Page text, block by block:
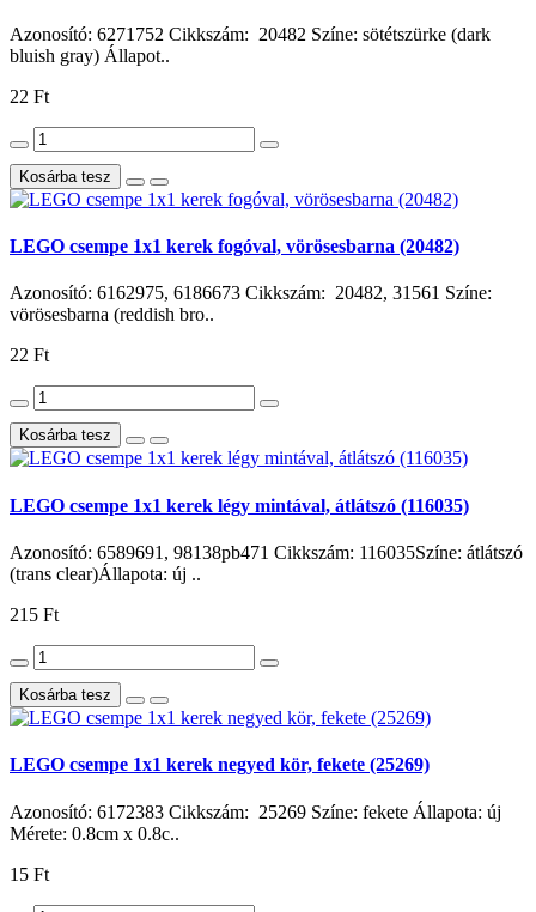
Azonosító: 6271752 Cikkszám: 20482 Színe: sötétszürke (dark
bluish gray) Állapot..
22 Ft
Kosárba tesz
LEGO csempe 1x1 kerek fogóval, vörösesbarna (20482)
Azonosító: 6162975, 6186673 Cikkszám: 20482, 31561 Színe:
vörösesbarna (reddish bro..
22 Ft
Kosárba tesz
LEGO csempe 1x1 kerek légy mintával, átlátszó (116035)
Azonosító: 6589691, 98138pb471 Cikkszám: 116035Színe: átlátszó
(trans clear)Állapota: új ..
215 Ft
Kosárba tesz
LEGO csempe 1x1 kerek negyed kör, fekete (25269)
Azonosító: 6172383 Cikkszám: 25269 Színe: fekete Állapota: új
Mérete: 0.8cm x 0.8c..
15 Ft